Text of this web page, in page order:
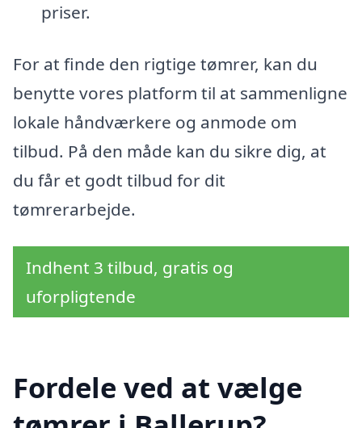
priser.
For at finde den rigtige tømrer, kan du
benytte vores platform til at sammenligne
lokale håndværkere og anmode om
tilbud. På den måde kan du sikre dig, at
du får et godt tilbud for dit
tømrerarbejde.
Indhent 3 tilbud, gratis og
uforpligtende
Fordele ved at vælge